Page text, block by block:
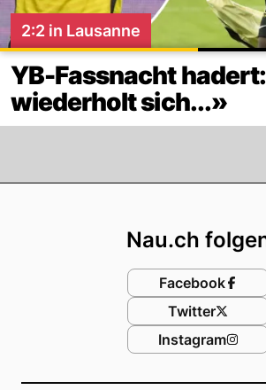
2:2 in Lausanne
YB-Fassnacht
wiederholt sich...»
Nau.ch
Facebook
Twitter
Instagram